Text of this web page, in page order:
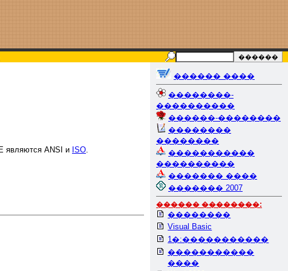
являются ANSI и ISO.
������ ����
��������-
����������
������-��������
��������
��������
�����������
����������
������� ����
������� 2007
������ ��������:
��������
Visual Basic
1�:�����������
�����������
����